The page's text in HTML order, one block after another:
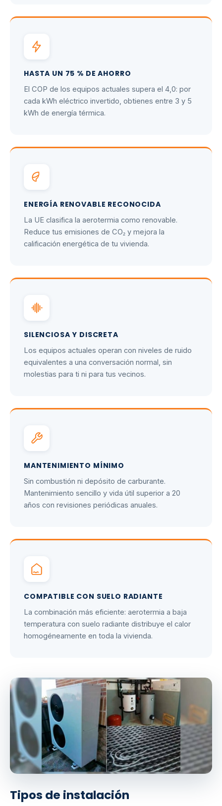
HASTA UN 75 % DE AHORRO
El COP de los equipos actuales supera el 4,0: por
cada kWh eléctrico invertido, obtienes entre 3 y 5
kWh de energía térmica.
ENERGÍA RENOVABLE RECONOCIDA
La UE clasifica la aerotermia como renovable.
Reduce tus emisiones de CO₂ y mejora la
calificación energética de tu vivienda.
SILENCIOSA Y DISCRETA
Los equipos actuales operan con niveles de ruido
equivalentes a una conversación normal, sin
molestias para ti ni para tus vecinos.
MANTENIMIENTO MÍNIMO
Sin combustión ni depósito de carburante.
Mantenimiento sencillo y vida útil superior a 20
años con revisiones periódicas anuales.
COMPATIBLE CON SUELO RADIANTE
La combinación más eficiente: aerotermia a baja
temperatura con suelo radiante distribuye el calor
homogéneamente en toda la vivienda.
Tipos de instalación